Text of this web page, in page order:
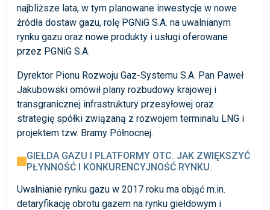
najbliższe lata, w tym planowane inwestycje w nowe
źródła dostaw gazu, rolę PGNiG S.A. na uwalnianym
rynku gazu oraz nowe produkty i usługi oferowane
przez PGNiG S.A.
Dyrektor Pionu Rozwoju Gaz-Systemu S.A. Pan Paweł
Jakubowski omówił plany rozbudowy krajowej i
transgranicznej infrastruktury przesyłowej oraz
strategię spółki związaną z rozwojem terminalu LNG i
projektem tzw. Bramy Północnej.
GIEŁDA GAZU I PLATFORMY OTC. JAK ZWIĘKSZYĆ
PŁYNNOŚĆ I KONKURENCYJNOŚĆ RYNKU.
Uwalnianie rynku gazu w 2017 roku ma objąć m.in.
detaryfikację obrotu gazem na rynku giełdowym i